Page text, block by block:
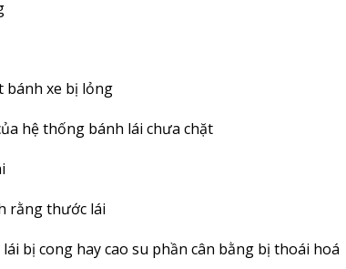
bánh xe bị lỏng
hệ thống bánh lái chưa chặt
rằng thước lái
lái bị cong hay cao su phần cân bằng bị thoái hoá